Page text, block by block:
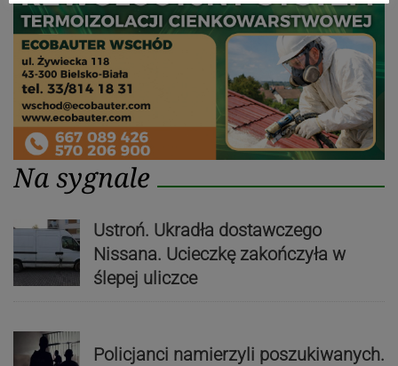
Na sygnale
Ustroń. Ukradła dostawczego
Nissana. Ucieczkę zakończyła w
ślepej uliczce
Policjanci namierzyli poszukiwanych.